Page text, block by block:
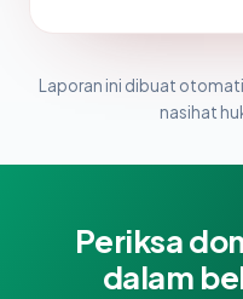
Laporan ini dibuat
nasihat
Periksa
dalam